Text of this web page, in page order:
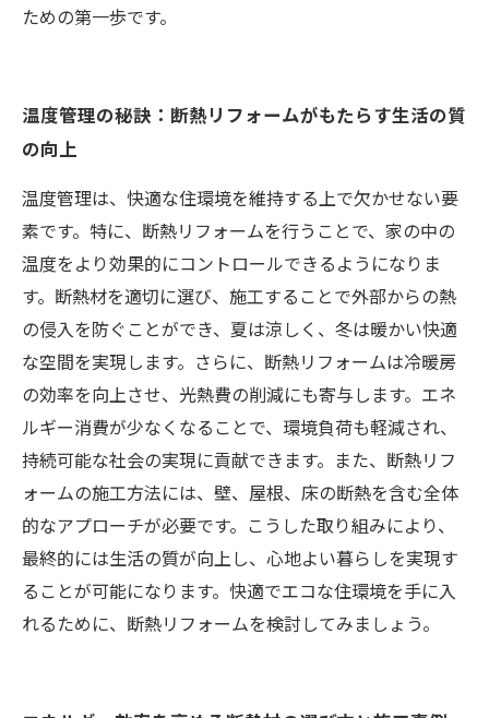
ための第一歩です。
温度管理の秘訣：断熱リフォームがもたらす生活の質
の向上
温度管理は、快適な住環境を維持する上で欠かせない要
素です。特に、断熱リフォームを行うことで、家の中の
温度をより効果的にコントロールできるようになりま
す。断熱材を適切に選び、施工することで外部からの熱
の侵入を防ぐことができ、夏は涼しく、冬は暖かい快適
な空間を実現します。さらに、断熱リフォームは冷暖房
の効率を向上させ、光熱費の削減にも寄与します。エネ
ルギー消費が少なくなることで、環境負荷も軽減され、
持続可能な社会の実現に貢献できます。また、断熱リフ
ォームの施工方法には、壁、屋根、床の断熱を含む全体
的なアプローチが必要です。こうした取り組みにより、
最終的には生活の質が向上し、心地よい暮らしを実現す
ることが可能になります。快適でエコな住環境を手に入
れるために、断熱リフォームを検討してみましょう。